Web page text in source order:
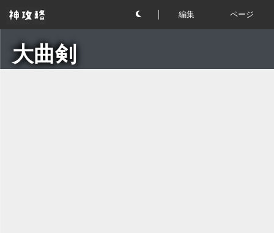
編集 ページ
大曲剣